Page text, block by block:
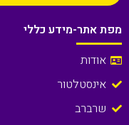
מפת אתר-מידע כללי
אודות
אינסטלטור
שרברב